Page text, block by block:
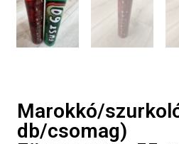
Marokkó/
db/csomag)